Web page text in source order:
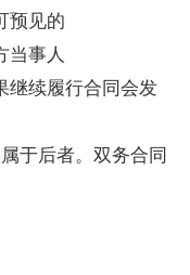
见的
事人
续履行合同会发
于后者。双务合同